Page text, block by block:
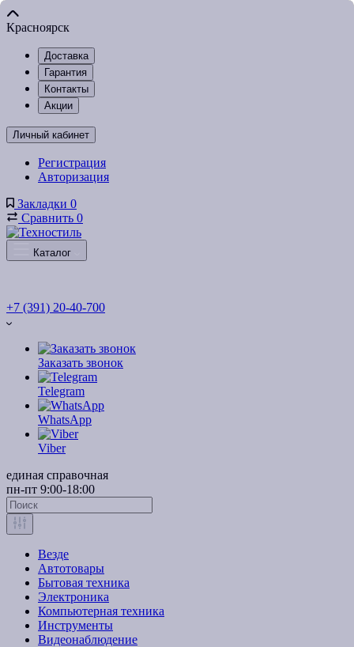
Красноярск
Доставка
Гарантия
Контакты
Акции
Личный кабинет
Регистрация
Авторизация
Закладки 0
Сравнить 0
Каталог
+7 (391) 20-40-700
Заказать звонок
Telegram
WhatsApp
Viber
единая справочная
пн-пт 9:00-18:00
Везде
Автотовары
Бытовая техника
Электроника
Компьютерная техника
Инструменты
Видеонаблюдение